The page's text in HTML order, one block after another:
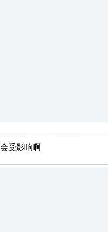
受影响啊